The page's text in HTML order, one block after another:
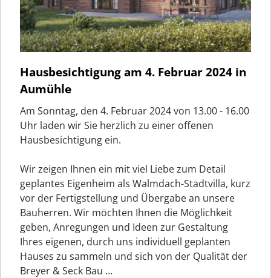
Hausbesichtigung am 4. Februar 2024 in
Aumühle
Am Sonntag, den 4. Februar 2024 von 13.00 - 16.00
Uhr laden wir Sie herzlich zu einer offenen
Hausbesichtigung ein.
Wir zeigen Ihnen ein mit viel Liebe zum Detail
geplantes Eigenheim als Walmdach-Stadtvilla, kurz
vor der Fertigstellung und Übergabe an unsere
Bauherren. Wir möchten Ihnen die Möglichkeit
geben, Anregungen und Ideen zur Gestaltung
Ihres eigenen, durch uns individuell geplanten
Hauses zu sammeln und sich von der Qualität der
Breyer & Seck Bau …